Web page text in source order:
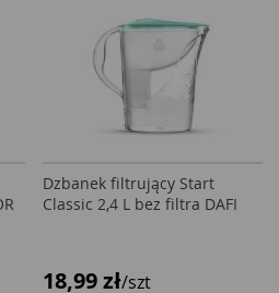
Dzbanek filtrujący Start
Classic 2,4 L bez filtra DAFI
18,99 zł/szt